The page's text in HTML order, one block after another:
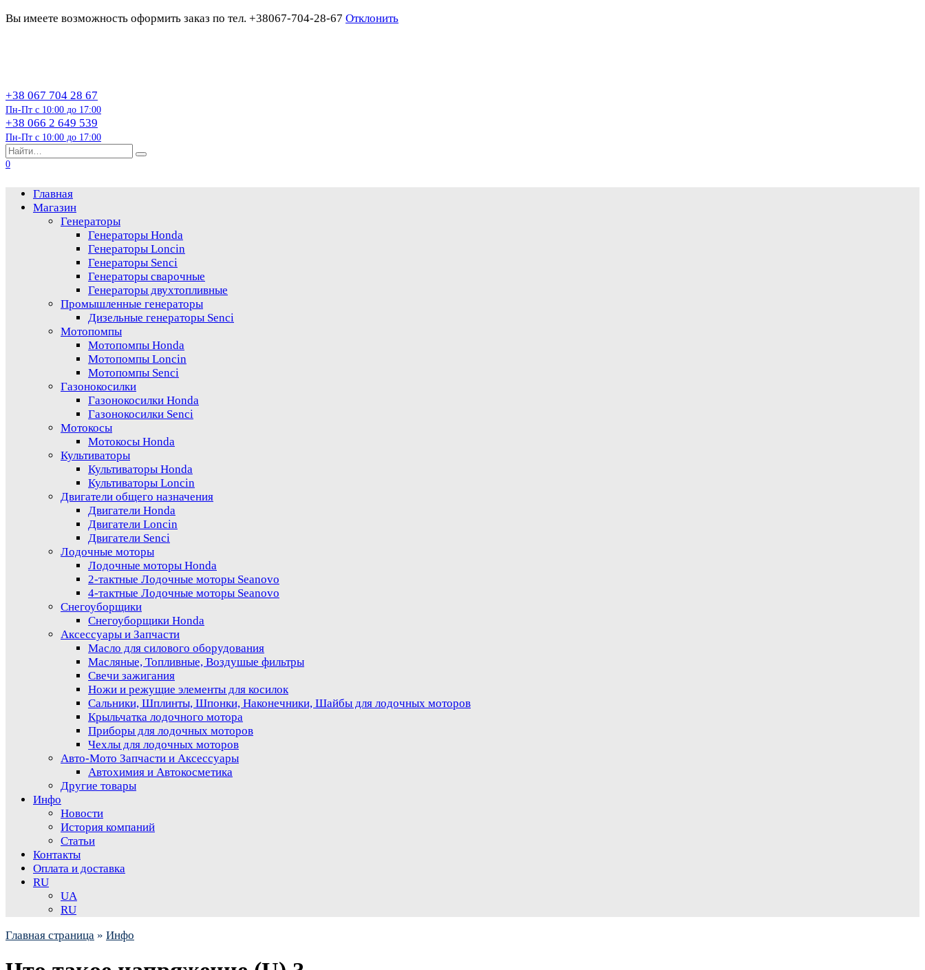
Вы имеете возможность оформить заказ по тел. +38067-704-28-67 Отклонить
+38 067 704 28 67
Пн-Пт с 10:00 до 17:00
+38 066 2 649 539
Пн-Пт с 10:00 до 17:00
Search
for:
0
Главная
Магазин
Генераторы
Генераторы Honda
Генераторы Loncin
Генераторы Senci
Генераторы сварочные
Генераторы двухтопливные
Промышленные генераторы
Дизельные генераторы Senci
Мотопомпы
Мотопомпы Honda
Мотопомпы Loncin
Мотопомпы Senci
Газонокосилки
Газонокосилки Honda
Газонокосилки Senci
Мотокосы
Мотокосы Honda
Культиваторы
Культиваторы Honda
Культиваторы Loncin
Двигатели общего назначения
Двигатели Honda
Двигатели Loncin
Двигатели Senci
Лодочные моторы
Лодочные моторы Honda
2-тактные Лодочные моторы Seanovo
4-тактные Лодочные моторы Seanovo
Снегоуборщики
Снегоуборщики Honda
Аксессуары и Запчасти
Масло для силового оборудования
Масляные, Топливные, Воздушые фильтры
Свечи зажигания
Ножи и режущие элементы для косилок
Сальники, Шплинты, Шпонки, Наконечники, Шайбы для лодочных моторов
Крыльчатка лодочного мотора
Приборы для лодочных моторов
Чехлы для лодочных моторов
Авто-Мото Запчасти и Аксессуары
Автохимия и Автокосметика
Другие товары
Инфо
Новости
История компаний
Статьи
Контакты
Оплата и доставка
RU
UA
RU
Главная страница » Инфо